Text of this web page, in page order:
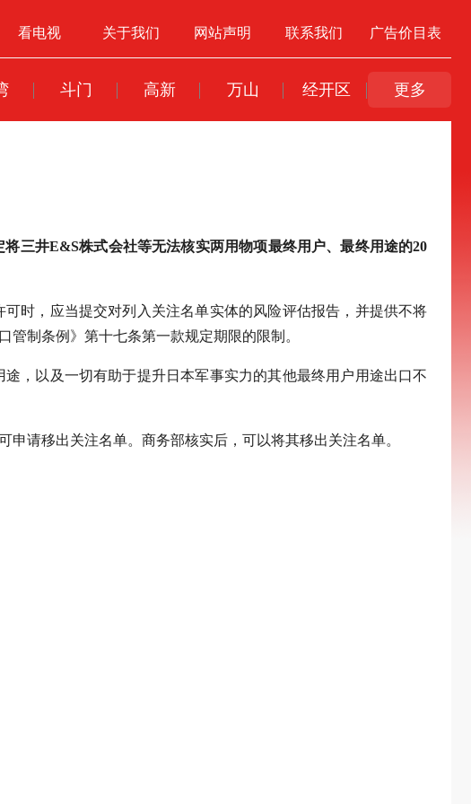
看电视 关于我们 网站声明 联系我们 广告价目表
斗门 高新 万山 经开区 更多
将三井E&S株式会社等无法核实两用物项最终用户、最终用途的20
时，应当提交对列入关注名单实体的风险评估报告，并提供不将
制条例》第十七条第一款规定期限的限制。
，以及一切有助于提升日本军事实力的其他最终用户用途出口不
请移出关注名单。商务部核实后，可以将其移出关注名单。